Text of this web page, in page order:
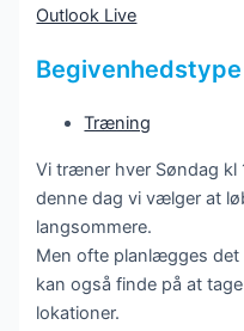
Outlook Live
Begivenhedstype
Træning
Vi træner hver Søndag kl
denne dag vi vælger at
langsommere.
Men ofte planlægges det
kan også finde på at
lokationer.